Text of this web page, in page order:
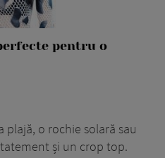
pentru o
plajă, o rochie solară sau
și un crop top.